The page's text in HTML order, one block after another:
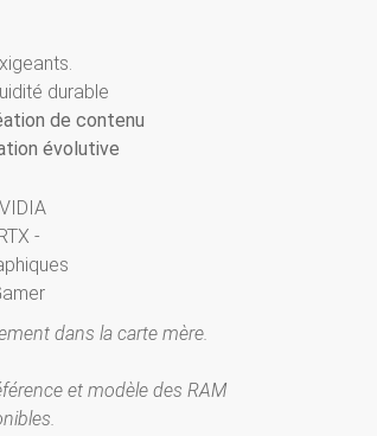
durable
de contenu
évolutive
dans la carte mère.
et modèle des RAM